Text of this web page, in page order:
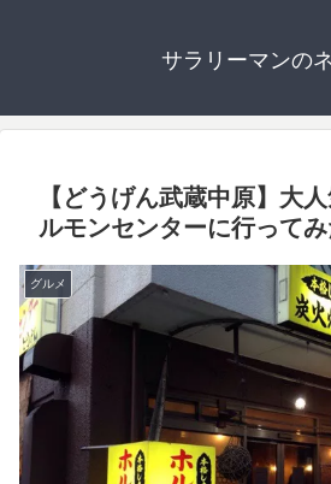
サラリーマンの
【どうげん武蔵中原】大
ルモンセンターに行って
グルメ